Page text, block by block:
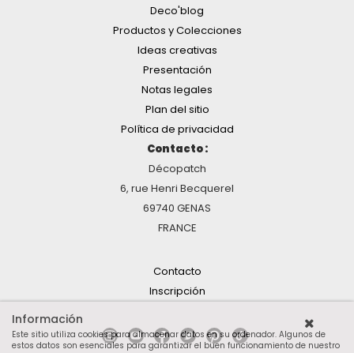
Deco'blog
Productos y Colecciones
Ideas creativas
Presentación
Notas legales
Plan del sitio
Política de privacidad
Contacto :
Décopatch
6, rue Henri Becquerel
69740 GENAS
FRANCE
Contacto
Inscripción
Información
Este sitio utiliza cookies para almacenar datos en su ordenador. Algunos de
estos datos son esenciales para garantizar el buen funcionamiento de nuestro